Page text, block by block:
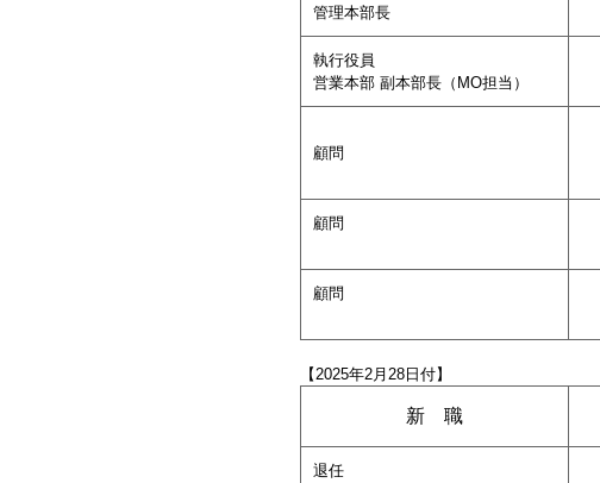
管理本部長
執行役員
営業本部 副本部長（MO担当）
顧問
顧問
顧問
【2025年2月28日付】
新 職
退任